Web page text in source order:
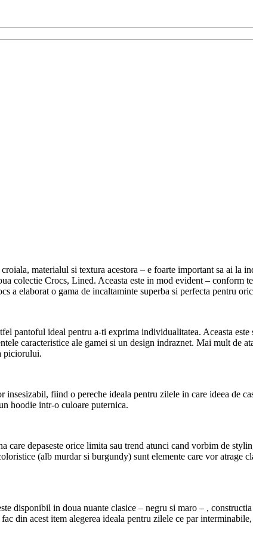
materialul si textura acestora – e foarte important sa ai la
colectie Crocs, Lined. Aceasta este in mod evident – conform
a elaborat o gama de incaltaminte superba si perfecta pentru
pantoful ideal pentru a-ti exprima individualitatea. Aceasta
caracteristice ale gamei si un design indraznet. Mai mult de
piciorului.
fiind o pereche ideala pentru zilele in care ideea de
hoodie intr-o culoare puternica.
care depaseste orice limita sau trend atunci cand vorbim de
(alb murdar si burgundy) sunt elemente care vor atrage
disponibil in doua nuante clasice – negru si maro – ,
din acest item alegerea ideala pentru zilele ce par